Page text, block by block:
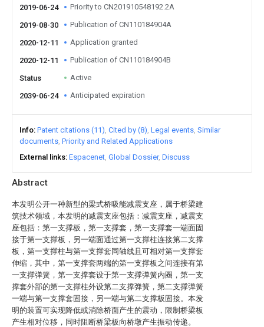
Abstract
本发明公开一种新型的梁式桥吸能减震支座，属于桥梁建
筑技术领域，本发明的减震支座包括：减震支座，减震支
座包括：第一支撑板，第一支撑套，第一支撑套一端面固
接于第一支撑板，另一端面通过第一支撑柱连接第二支撑
板，第一支撑柱与第一支撑套同轴线且可相对第一支撑套
伸缩，其中，第一支撑套两端的第一支撑板之间连接有第
一支撑弹簧，第一支撑套设于第一支撑弹簧内圈，第一支
撑套外部的第一支撑柱外设第二支撑弹簧，第二支撑弹簧
一端与第一支撑套固接，另一端与第二支撑板固接。本发
明的装置可实现降低或消除桥面产生的震动，限制桥梁板
产生相对位移，同时阻断桥梁板向桥墩产生振动传递。
2019-06-24
Priority to CN201910548192.2A
2019-08-30 Publication of CN110184904A
2020-12-11 Application granted
2020-12-11 Publication of CN110184904B
Status Active
2039-06-24 Anticipated expiration
Info Patent citations (11) Cited by (8) Legal events Similar
documents Priority and Related Applications
External links Espacenet Global Dossier Discuss